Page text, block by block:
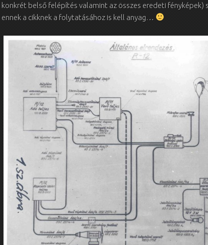
konkrét belső felépítés valamint az összes eredeti fényképek)
ennek a cikknek a folytatásához is kell anyag…